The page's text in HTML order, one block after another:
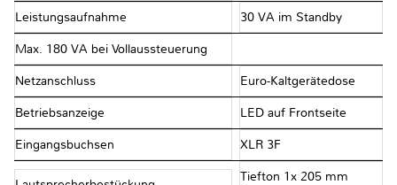
Leistungsaufnahme 30 VA im Standby
Max. 180 VA bei Vollaussteuerung
Netzanschluss Euro-Kaltgerätedose
Betriebsanzeige LED auf Frontseite
Eingangsbuchsen XLR 3F
Tiefton 1x 205 mm